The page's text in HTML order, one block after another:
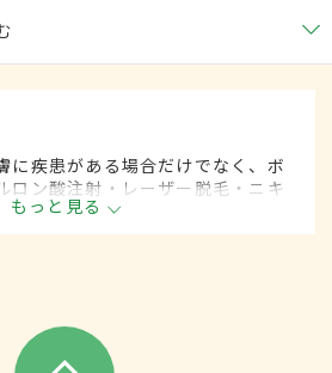
に疾患がある場合だけでなく、ボ
ロン酸注射・レーザー脱毛・ニキ
として行われる皮膚科の診療分野
もっと見る